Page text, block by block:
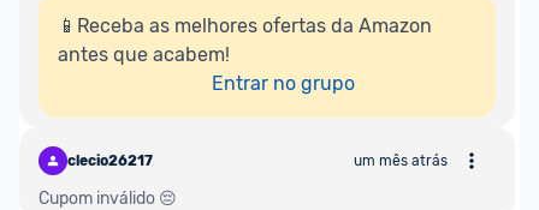
📱Receba as melhores ofertas da Amazon
antes que acabem!
Entrar no grupo
clecio26217 um mês atrás
Cupom inválido 😔